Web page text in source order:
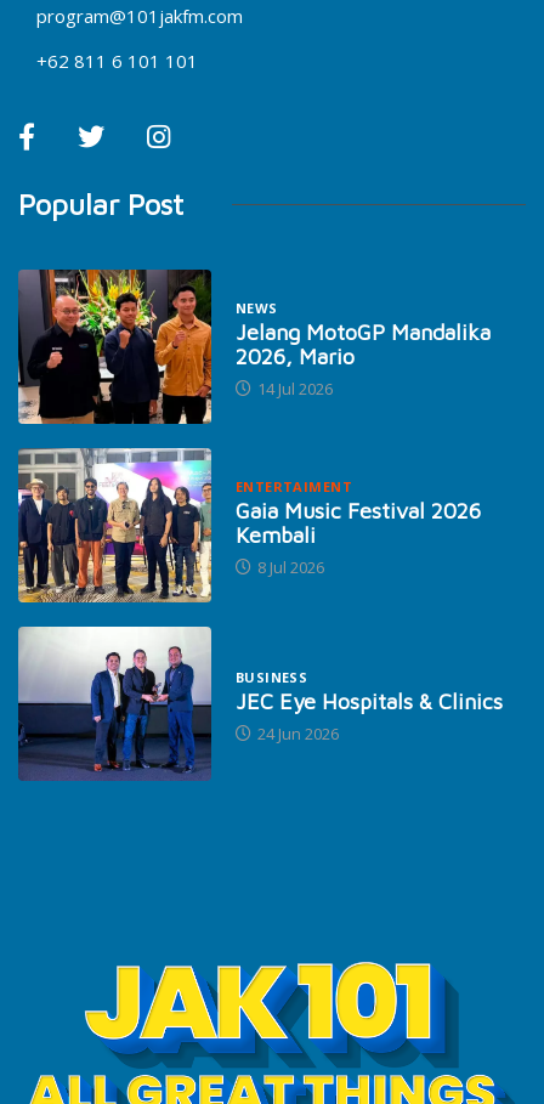
program@101jakfm.com
+62 811 6 101 101
Popular Post
NEWS
Jelang MotoGP Mandalika
2026, Mario
14 Jul 2026
ENTERTAIMENT
Gaia Music Festival 2026
Kembali
8 Jul 2026
BUSINESS
JEC Eye Hospitals & Clinics
24 Jun 2026